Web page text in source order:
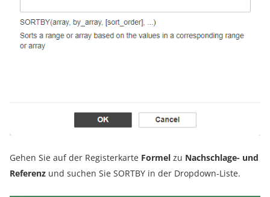
Gehen Sie auf der Registerkarte Formel zu Nachschlage- und
Referenz und suchen Sie SORTBY in der Dropdown-Liste.